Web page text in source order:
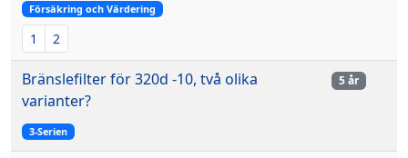
Försäkring och Värdering
1 2
Bränslefilter för 320d -10, två olika
varianter?
3-Serien
5 år